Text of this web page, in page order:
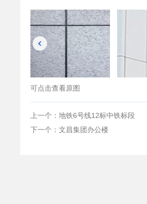
可点击查看原图
上一个：地铁6号线12标中铁标段
下一个：文昌集团办公楼